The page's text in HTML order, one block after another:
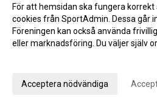
En bra halvlek räckte inte mot serieledaren
Inför: TG&IF – IFK Skövde
Påminnelse Camp Ulvesborg
Inför: Vårgårda IK – TG&IF
För att hemsidan ska fungera
cookies från SportAdmin. Dessa går
Föreningen kan också använda
eller marknadsföring. Du väljer själv
Acceptera nödvändiga